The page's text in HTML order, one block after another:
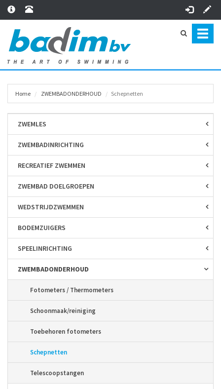
Home ZWEMBAD­ONDERHOUD Schepnetten
ZWEMLES
ZWEMBAD­INRICHTING
RECREATIEF ZWEMMEN
ZWEMBAD DOELGROEPEN
WEDSTRIJD­ZWEMMEN
BODEM­ZUIGERS
SPEEL­INRICHTING
ZWEMBAD­ONDERHOUD
Fotometers / Thermometers
Schoonmaak/reiniging
Toebehoren fotometers
Schepnetten
Telescoopstangen